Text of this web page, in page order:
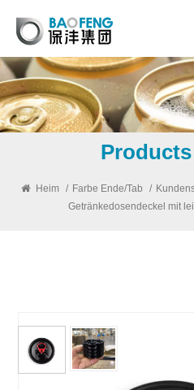
Heim / Farbe Ende/Tab /
Getränkedosendeckel mit